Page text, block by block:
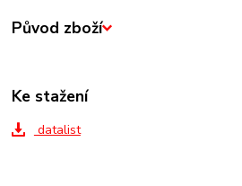
Původ zboží
Ke stažení
datalist